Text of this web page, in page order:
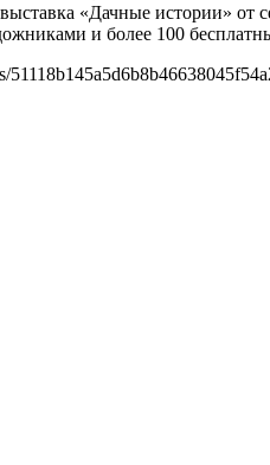
«Дачные истории» от
и более 100